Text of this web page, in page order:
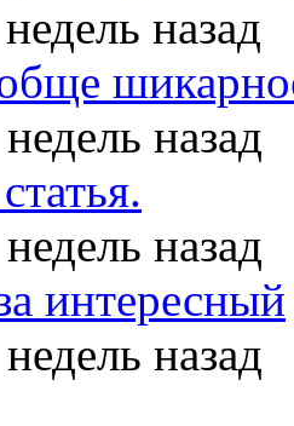
назад
назад
назад
интересный
назад